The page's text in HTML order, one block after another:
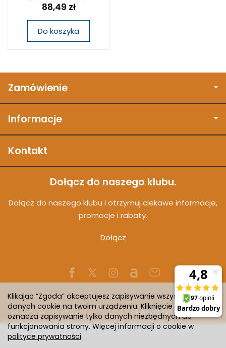
88,49 zł
Do koszyka
Zamówienie
Informacje
Kontakt
Dołącz do naszego klubu.
Dołącz do naszego klubu i otrzymuj ciekawe informacje,
promocje i rabaty.
Dołącz
Sklep internetowy SOTESHOP AI
Klikając “Zgoda” akceptujesz zapisywanie wszystkich
danych cookie na twoim urządzeniu. Kliknięcie “Odmowa”
oznacza zapisywanie tylko danych niezbędnych do
funkcjonowania strony. Więcej informacji o cookie w
polityce prywatności.